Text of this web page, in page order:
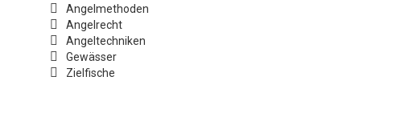
Angelmethoden
Angelrecht
Angeltechniken
Gewässer
Zielfische